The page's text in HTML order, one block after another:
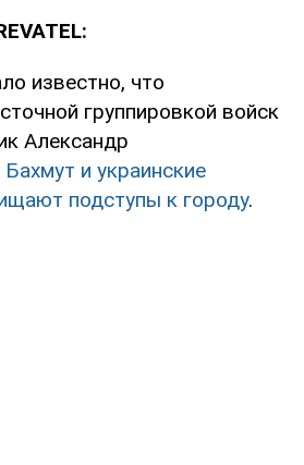
известно, что
группировкой войск
Александр
и украинские
подступы к городу.